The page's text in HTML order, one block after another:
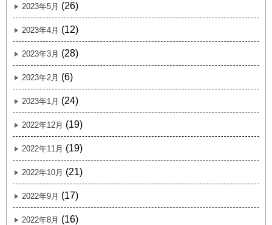
2023年5月 (26)
2023年4月 (12)
2023年3月 (28)
2023年2月 (6)
2023年1月 (24)
2022年12月 (19)
2022年11月 (19)
2022年10月 (21)
2022年9月 (17)
2022年8月 (16)